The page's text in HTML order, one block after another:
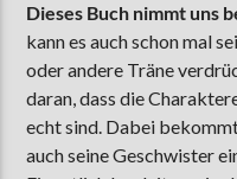
Dieses Buch nimmt uns
kann es auch schon mal
oder andere Träne
daran, dass die
echt sind. Dabei
auch seine Geschwister